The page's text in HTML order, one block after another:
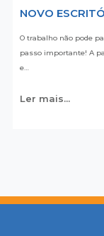
NOVO
O trabalho não pode
passo importante! A
e…
Ler mais...